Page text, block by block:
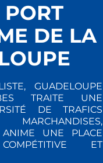
DE LA
GUADELOUPE
TRAITE UNE
DE TRAFICS
MARCHANDISES,
UNE PLACE
ET